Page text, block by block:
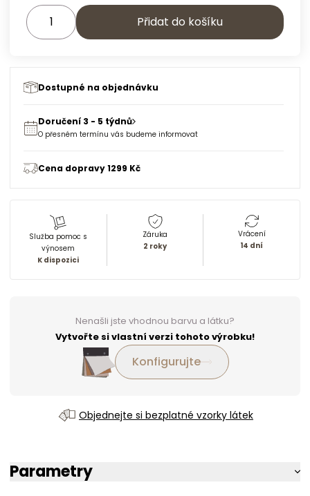
Přidat do košíku
Dostupné na objednávku
Doručení 3 - 5 týdnů
O přesném termínu vás budeme informovat
Cena dopravy 1299 Kč
Služba pomoc s
výnosem
K dispozici
Záruka
2 roky
Vrácení
14 dní
Nenašli jste vhodnou barvu a látku?
Vytvořte si vlastní verzi tohoto výrobku!
Konfigurujte
Objednejte si bezplatné vzorky látek
Parametry